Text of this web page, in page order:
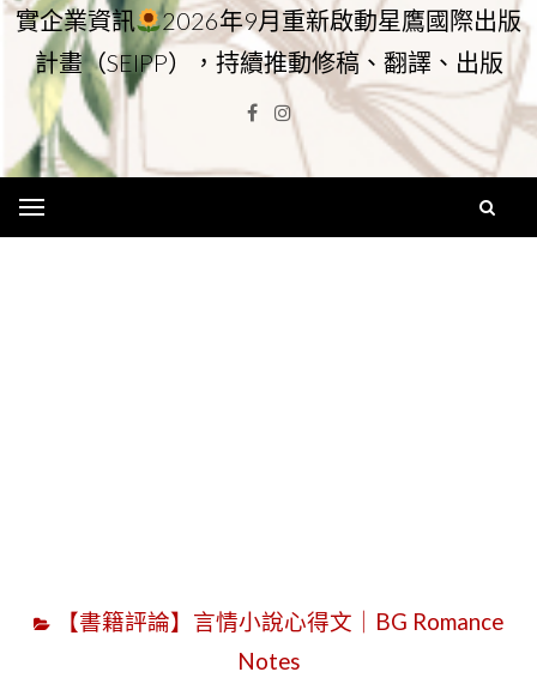
實企業資訊
2026年9月重新啟動星鷹國際出版
計畫（SEIPP），持續推動修稿、翻譯、出版
Facebook
Instagram
【書籍評論】言情小說心得文｜BG Romance
Notes